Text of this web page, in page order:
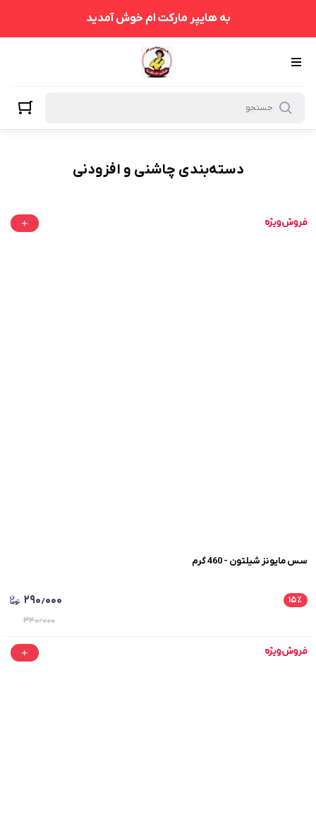
به هایپر مارکت ام خوش آمدید
دسته‌بندی چاشنی و افزودنی
سس مایونز شیلتون - 460 گرم
۱۵٪ ۲۹۰٫۰۰۰
۳۴۰٫۰۰۰